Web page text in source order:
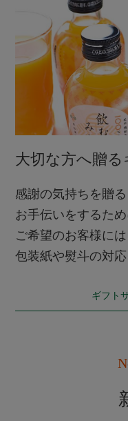
大切な方へ贈る
感謝の気持ちを贈る
お手伝いをするため
ご希望のお客様に
包装紙や熨斗の対応
ギフト